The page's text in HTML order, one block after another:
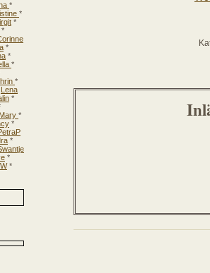
*
*
*
*
*
*
*
*
Lena
*
Mary *
*
*
*
*